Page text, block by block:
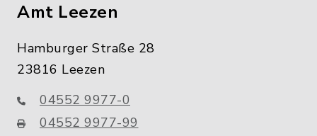
Amt Leezen
Hamburger Straße 28
23816 Leezen
04552 9977-0
04552 9977-99